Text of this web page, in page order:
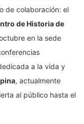
de colaboración: el
de Historia de
en la sede
a la vida y
, actualmente
al público hasta el